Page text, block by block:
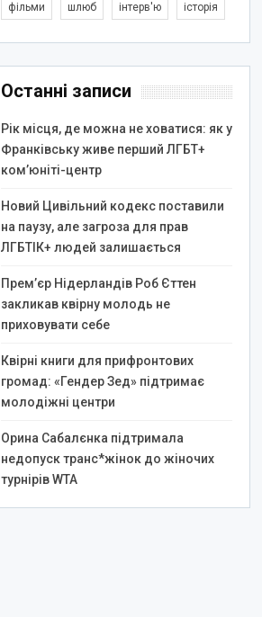
фільми шлюб інтерв'ю історія
Останні записи
Рік місця, де можна не ховатися: як у
Франківську живе перший ЛГБТ+
ком’юніті-центр
Новий Цивільний кодекс поставили
на паузу, але загроза для прав
ЛГБТІК+ людей залишається
Прем’єр Нідерландів Роб Єттен
закликав квірну молодь не
приховувати себе
Квірні книги для прифронтових
громад: «Гендер Зед» підтримає
молодіжні центри
Орина Сабалєнка підтримала
недопуск транс*жінок до жіночих
турнірів WTA